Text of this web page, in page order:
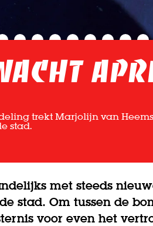
trekt Marjolijn van
stad.
met steeds
stad. Om tussen de
voor even het